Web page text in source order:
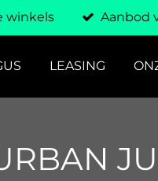
winkels Aanbod
LEASING